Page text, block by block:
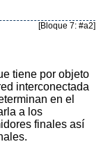
[Bloque 7: #a2]
tiene por objeto
interconectada
en el
a los
finales así